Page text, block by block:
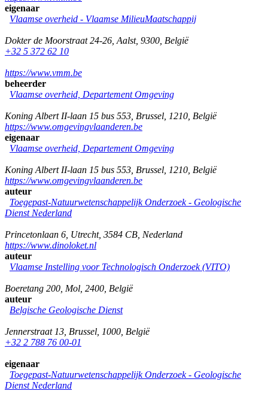
eigenaar
Vlaamse overheid - Vlaamse MilieuMaatschappij
Dokter de Moorstraat 24-26 Aalst, 9300 België
+32 5 372 62 10
https://www.vmm.be
beheerder
Vlaamse overheid, Departement Omgeving
Koning Albert II-laan 15 bus 553 Brussel 1210 België
https://www.omgevingvlaanderen.be
eigenaar
Vlaamse overheid, Departement Omgeving
Koning Albert II-laan 15 bus 553 Brussel 1210 België
https://www.omgevingvlaanderen.be
auteur
Toegepast-Natuurwetenschappelijk Onderzoek - Geologische
Dienst Nederland
Princetonlaan 6 Utrecht, 3584 CB Nederland
https://www.dinoloket.nl
auteur
Vlaamse Instelling voor Technologisch Onderzoek (VITO)
Boeretang 200 Mol 2400 België
auteur
Belgische Geologische Dienst
Jennerstraat 13 Brussel 1000 België
+32 2 788 76 00-01
eigenaar
Toegepast-Natuurwetenschappelijk Onderzoek - Geologische
Dienst Nederland